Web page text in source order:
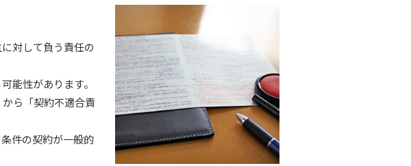
対して負う責任の
能性があります。
ら「契約不適合責
件の契約が一般的